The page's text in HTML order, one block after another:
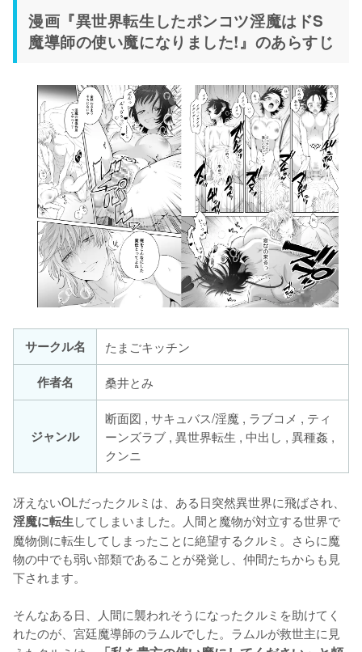
漫画『異世界転生したポンコツ淫魔はドS
魔導師の使い魔になりました!』のあらすじ
サークル名
たまごキッチン
作者名
桑井とみ
ジャンル
断面図 , サキュバス/淫魔 , ラブコメ , ティ
ーンズラブ , 異世界転生 , 中出し , 異種姦 ,
クンニ
冴えないOLだったクルミは、ある日突然異世界に飛ばされ、
淫魔に転生してしまいました。人間と魔物が対立する世界で
魔物側に転生してしまったことに絶望するクルミ。さらに魔
物の中でも弱い部類であることが発覚し、仲間たちからも見
下されます。
そんなある日、人間に襲われそうになったクルミを助けてく
れたのが、宮廷魔導師のラムルでした。ラムルが救世主に見